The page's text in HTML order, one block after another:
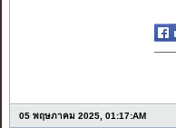
05 พฤษภาคม 2025, 01:17:AM